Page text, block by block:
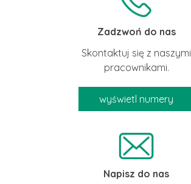
Zadzwoń do nas
Skontaktuj się z naszymi
pracownikami.
wyświetl numery
Napisz do nas